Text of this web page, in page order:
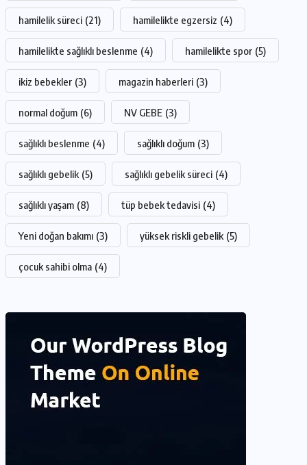
hamilelik süreci (21) hamilelikte egzersiz (4)
hamilelikte sağlıklı beslenme (4) hamilelikte spor (5)
ikiz bebekler (3) magazin haberleri (3)
normal doğum (6) NV GEBE (3)
sağlıklı beslenme (4) sağlıklı doğum (3)
sağlıklı gebelik (5) sağlıklı gebelik süreci (4)
sağlıklı yaşam (8) tüp bebek tedavisi (4)
Yeni doğan bakımı (3) yüksek riskli gebelik (5)
çocuk sahibi olma (4)